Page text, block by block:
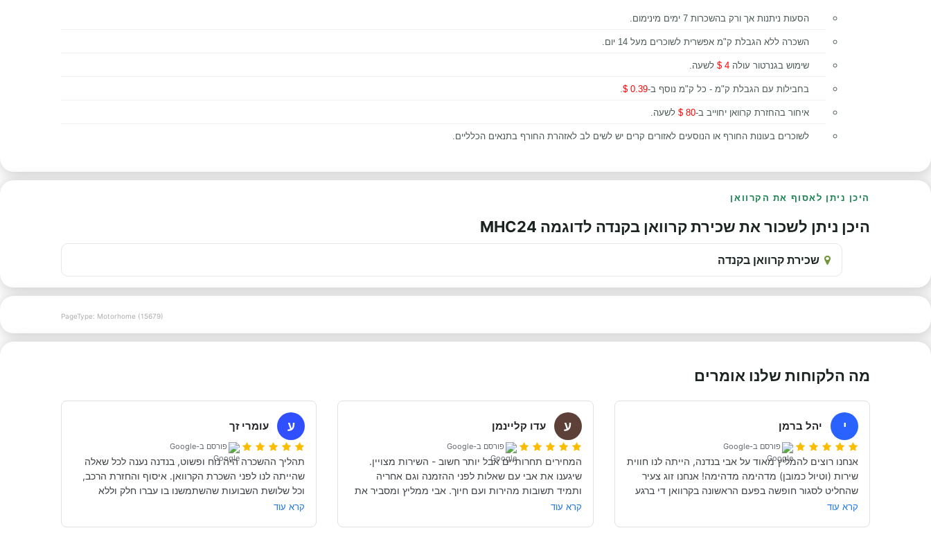
הסעות ניתנות אך ורק בהשכרות 7 ימים מינימום.
השכרה ללא הגבלת ק"מ אפשרית לשוכרים מעל 14 יום
שימוש בגנרטור עולה 4 $ לשעה.
בחבילות עם הגבלת ק"מ - כל ק"מ נוסף ב-0.39 $
איחור בהחזרת קרוואן יחוייב ב-80 $ לשעה.
לשוכרים בעונות החורף או הנוסעים לאזורים קרים יש לשים לב לאזהרת החורף בתנאים הכלליים.
היכן ניתן לאסוף את הקרוואן
היכן ניתן לשכור את שכירת קרוואן בקנדה לדוגמה MHC24
שכירת קרוואן בקנדה
PageType: Motorhome (15679)
מה הלקוחות שלנו אומרים
י יהל ברמן
פורסם ב-Google
קרא עוד
ע עדו קליינמן
פורסם ב-Google
קרא עוד
ע עומרי זך
פורסם ב-Google
וכל שלושת השבועות שהשתמשנו בו עברו חלק וללא
תקלות.
קרא עוד